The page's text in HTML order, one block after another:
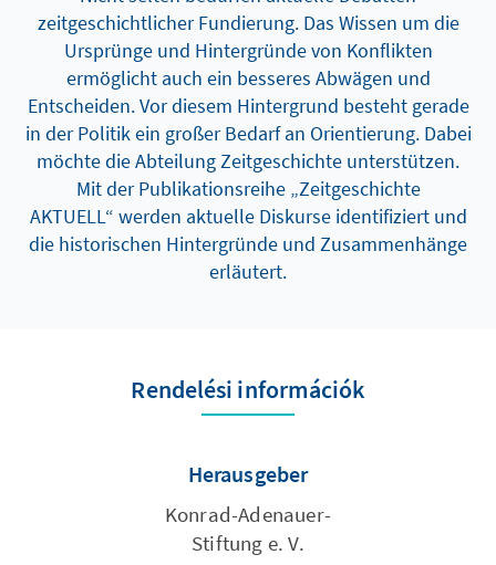
zeitgeschichtlicher Fundierung. Das Wissen um die
Ursprünge und Hintergründe von Konflikten
ermöglicht auch ein besseres Abwägen und
Entscheiden. Vor diesem Hintergrund besteht gerade
in der Politik ein großer Bedarf an Orientierung. Dabei
möchte die Abteilung Zeitgeschichte unterstützen.
Mit der Publikationsreihe „Zeitgeschichte
AKTUELL“ werden aktuelle Diskurse identifiziert und
die historischen Hintergründe und Zusammenhänge
erläutert.
Rendelési információk
Herausgeber
Konrad-Adenauer-
Stiftung e. V.